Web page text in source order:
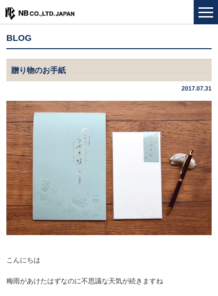
BLOG
贈り物のお手紙
2017.07.31
こんにちは
梅雨があけたはずなのに不思議な天気が続きますね